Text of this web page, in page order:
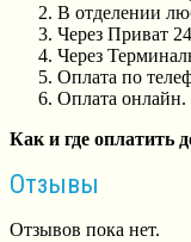
В отделении
Через Приват
Через
Оплата по
Оплата онлайн.
Как и где оплатить
Отзывы
Отзывов пока нет.